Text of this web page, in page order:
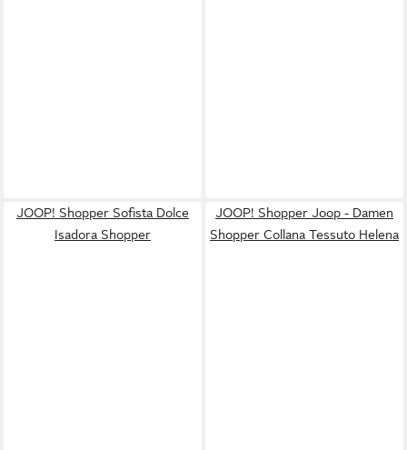
JOOP! Shopper Sofista Dolce
Isadora Shopper
JOOP! Shopper Joop - Damen
Shopper Collana Tessuto Helena